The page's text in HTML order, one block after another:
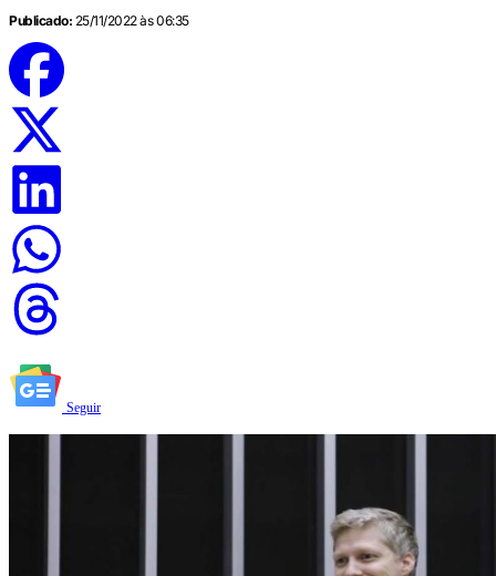
Publicado: 25/11/2022 às 06:35
Seguir